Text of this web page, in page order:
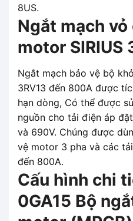
8US.
Ngắt mạch vỏ
motor SIRIUS
Ngắt mạch bảo vệ bộ
3RV13 đến 800A được
hạn dòng, Có thể được
nguồn cho tải điện áp
và 690V. Chúng được
vệ motor 3 pha và các
đến 800A.
Cấu hình chi
0GA15 Bộ